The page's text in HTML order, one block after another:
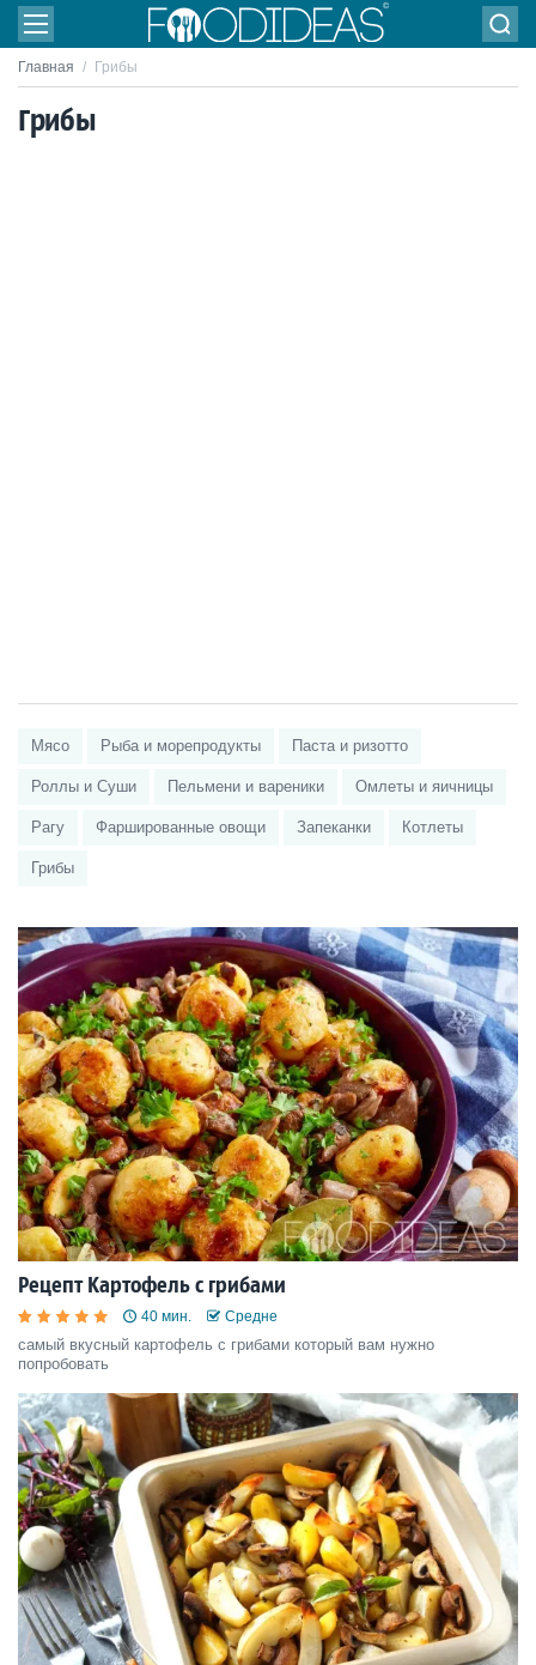
Главная / Грибы
Грибы
Мясо Рыба и морепродукты Паста и ризотто
Роллы и Суши Пельмени и вареники Омлеты и яичницы
Рагу Фаршированные овощи Запеканки Котлеты
Грибы
Рецепт Картофель с грибами
40 мин. Средне
самый вкусный картофель с грибами который вам нужно
попробовать